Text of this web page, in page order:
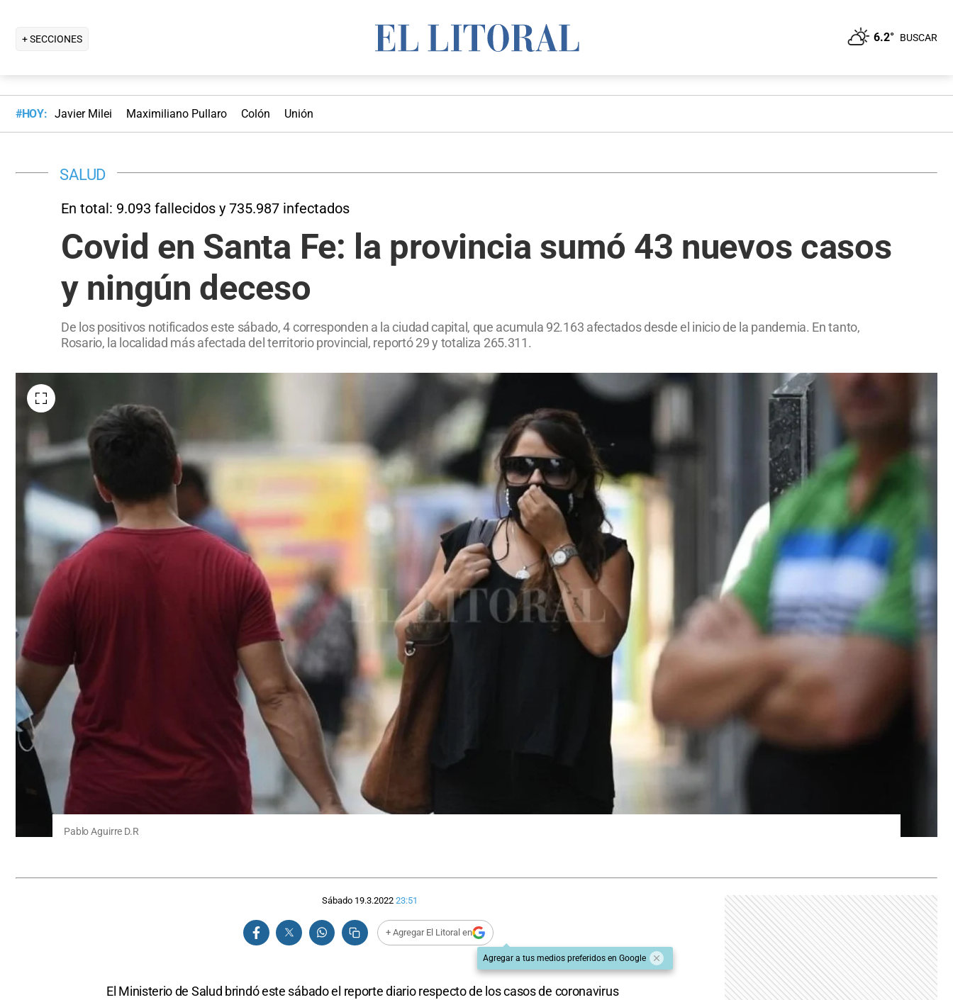
+ SECCIONES 6.2° BUSCAR
#HOY: Javier Milei Maximiliano Pullaro Colón Unión
SALUD
En total: 9.093 fallecidos y 735.987 infectados
Covid en Santa Fe: la provincia sumó 43 nuevos casos
y ningún deceso
De los positivos notificados este sábado, 4 corresponden a la ciudad capital, que acumula 92.163 afectados desde el inicio de la pandemia. En tanto,
Rosario, la localidad más afectada del territorio provincial, reportó 29 y totaliza 265.311.
Pablo Aguirre D.R
Sábado 19.3.2022 23:51
+ Agregar El Litoral en
Agregar a tus medios preferidos en Google
El Ministerio de Salud brindó este sábado el reporte diario respecto de los casos de coronavirus